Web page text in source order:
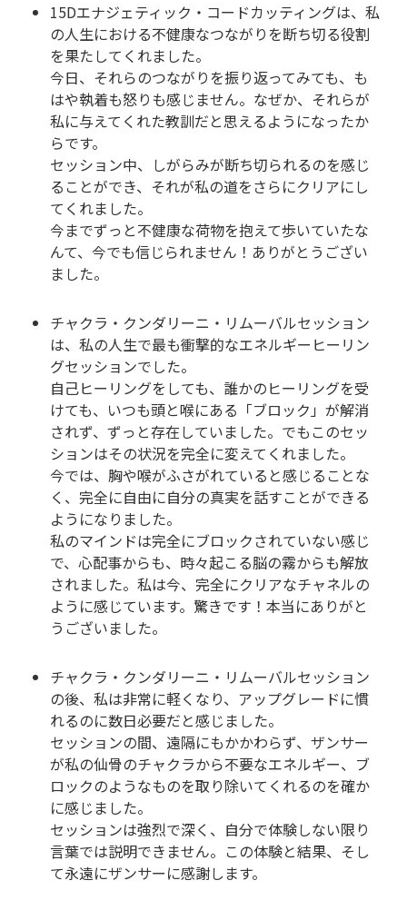
15Dエナジェティック・コードカッティングは、私
の人生における不健康なつながりを断ち切る役割
を果たしてくれました。
今日、それらのつながりを振り返ってみても、も
はや執着も怒りも感じません。なぜか、それらが
私に与えてくれた教訓だと思えるようになったか
らです。
セッション中、しがらみが断ち切られるのを感じ
ることができ、それが私の道をさらにクリアにし
てくれました。
今までずっと不健康な荷物を抱えて歩いていたな
んて、今でも信じられません！ありがとうござい
ました。
チャクラ・クンダリーニ・リムーバルセッション
は、私の人生で最も衝撃的なエネルギーヒーリン
グセッションでした。
自己ヒーリングをしても、誰かのヒーリングを受
けても、いつも頭と喉にある「ブロック」が解消
されず、ずっと存在していました。でもこのセッ
ションはその状況を完全に変えてくれました。
今では、胸や喉がふさがれていると感じることな
く、完全に自由に自分の真実を話すことができる
ようになりました。
私のマインドは完全にブロックされていない感じ
で、心配事からも、時々起こる脳の霧からも解放
されました。私は今、完全にクリアなチャネルの
ように感じています。驚きです！本当にありがと
うございました。
チャクラ・クンダリーニ・リムーバルセッション
の後、私は非常に軽くなり、アップグレードに慣
れるのに数日必要だと感じました。
セッションの間、遠隔にもかかわらず、ザンサー
が私の仙骨のチャクラから不要なエネルギー、ブ
ロックのようなものを取り除いてくれるのを確か
に感じました。
セッションは強烈で深く、自分で体験しない限り
言葉では説明できません。この体験と結果、そし
て永遠にザンサーに感謝します。